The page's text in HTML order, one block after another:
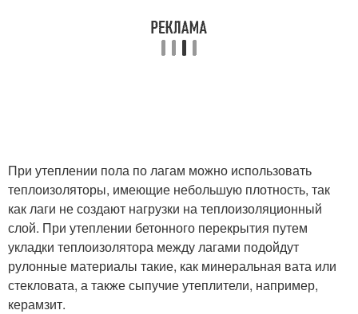
При утеплении пола по лагам можно использовать
теплоизоляторы, имеющие небольшую плотность, так
как лаги не создают нагрузки на теплоизоляционный
слой. При утеплении бетонного перекрытия путем
укладки теплоизолятора между лагами подойдут
рулонные материалы такие, как минеральная вата или
стекловата, а также сыпучие утеплители, например,
керамзит.